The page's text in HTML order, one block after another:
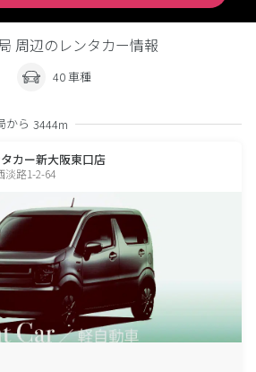
周辺のレンタカー情報
40 車種
から 3444m
カー新大阪東口店
淡路1-2-64